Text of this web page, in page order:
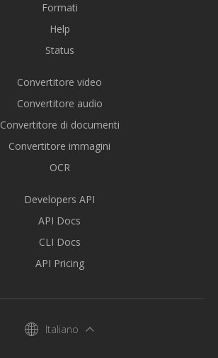
Formati
Help
Status
Convertitore video
Convertitore audio
Convertitore di documenti
Convertitore immagini
OCR
Developers API
API Docs
CLI Docs
API Pricing
Italiano